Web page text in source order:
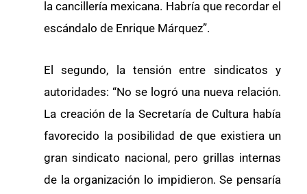
la cancillería mexicana. Habría que recordar el
escándalo de Enrique Márquez”.
El segundo, la tensión entre sindicatos y
autoridades: “No se logró una nueva relación.
La creación de la Secretaría de Cultura había
favorecido la posibilidad de que existiera un
gran sindicato nacional, pero grillas internas
de la organización lo impidieron. Se pensaría